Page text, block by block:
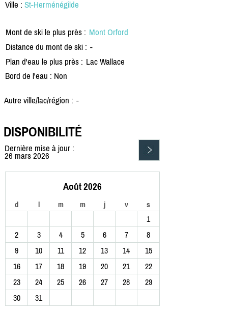
Ville : St-Herménégilde
Mont de ski le plus près : Mont Orford
Distance du mont de ski : -
Plan d'eau le plus près : Lac Wallace
Bord de l'eau : Non
Autre ville/lac/région : -
DISPONIBILITÉ
Dernière mise à jour :
26 mars 2026
Août 2026
d l m m j v s
1
2
3 4 5 6 7
8
9
10 11 12 13 14
15
16
17 18 19 20 21
22
23
24 25 26 27 28
29
30
31